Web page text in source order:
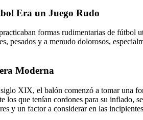
Era un Juego Rudo
formas rudimentarias de
pesados y a menudo dolorosos,
Moderna
XIX, el balón comenzó a tomar una
los que tenían cordones para su inflado,
y un factor a considerar en las incipientes